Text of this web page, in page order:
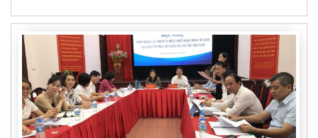
tỉnh Tuyên Quang – nơi yên nghỉ của gần 2.000 Anh
bảo vệ biên giới phía Bắc của Tổ quốc giai đoạn 1979 -
1989.